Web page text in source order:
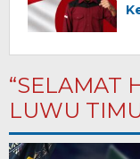
“SELAMAT
LUWU